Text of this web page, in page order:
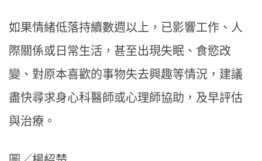
如果情緒低落持續數週以上，已影響工作、人
際關係或日常生活，甚至出現失眠、食慾改
變、對原本喜歡的事物失去興趣等情況，建議
盡快尋求身心科醫師或心理師協助，及早評估
與治療。